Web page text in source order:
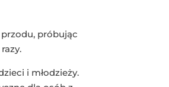
próbując
i młodzieży.